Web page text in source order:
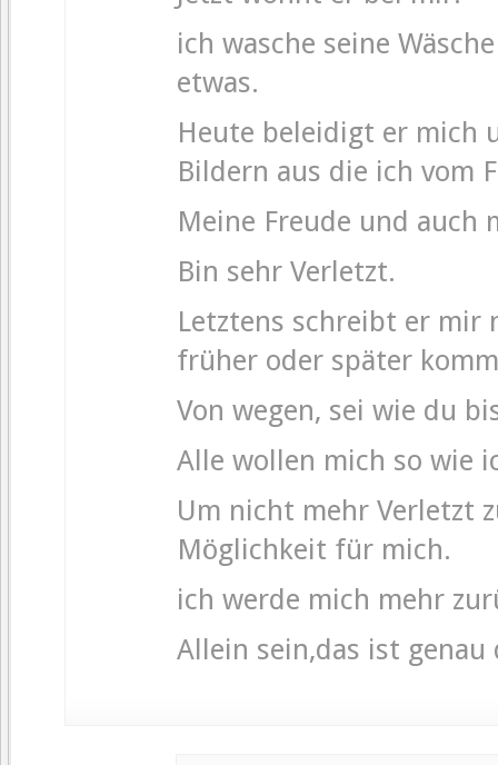
ich wasche seine
etwas.
Heute beleidigt er mich
Bildern aus die ich vom
Meine Freude und auch
Bin sehr Verletzt.
Letztens schreibt er mir
früher oder später
Von wegen, sei wie du
Alle wollen mich so wie
Um nicht mehr Verletzt
Möglichkeit für mich.
ich werde mich mehr
Allein sein,das ist genau